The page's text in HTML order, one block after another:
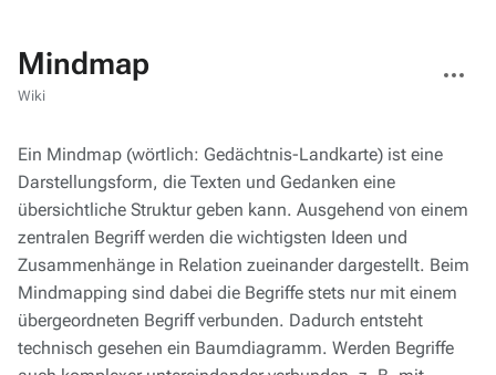
Mindmap
Wiki
Aktionen
Ein Mindmap (wörtlich: Gedächtnis-Landkarte) ist eine
Darstellungsform, die Texten und Gedanken eine
übersichtliche Struktur geben kann. Ausgehend von einem
zentralen Begriff werden die wichtigsten Ideen und
Zusammenhänge in Relation zueinander dargestellt. Beim
Mindmapping sind dabei die Begriffe stets nur mit einem
übergeordneten Begriff verbunden. Dadurch entsteht
technisch gesehen ein Baumdiagramm. Werden Begriffe